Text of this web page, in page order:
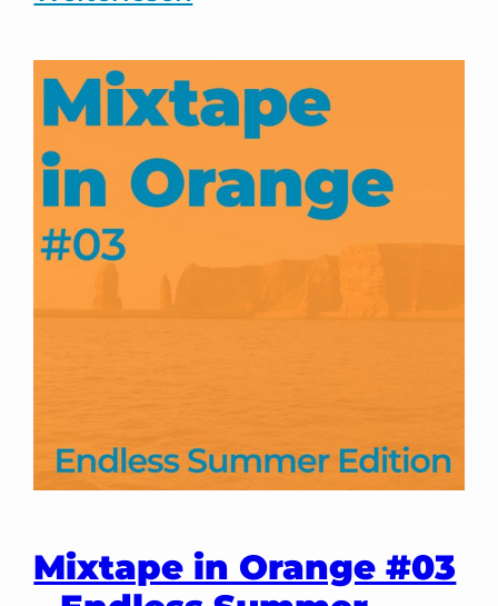
–
Peter
Pan
Album
macht
Konzerte
Mixtape in Orange #03